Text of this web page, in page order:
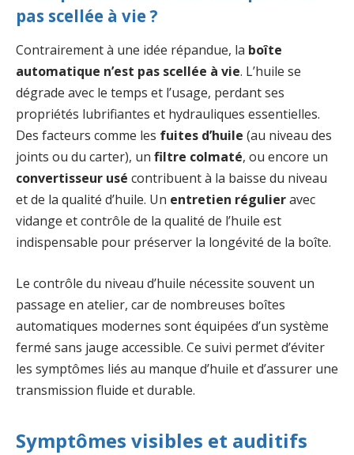
pas scellée à vie ?
Contrairement à une idée répandue, la boîte
automatique n’est pas scellée à vie. L’huile se
dégrade avec le temps et l’usage, perdant ses
propriétés lubrifiantes et hydrauliques essentielles.
Des facteurs comme les fuites d’huile (au niveau des
joints ou du carter), un filtre colmaté, ou encore un
convertisseur usé contribuent à la baisse du niveau
et de la qualité d’huile. Un entretien régulieravec
vidange et contrôle de la qualité de l’huile est
indispensable pour préserver la longévité de la boîte.
Le contrôle du niveau d’huile nécessite souvent un
passage en atelier, car de nombreuses boîtes
automatiques modernes sont équipées d’un système
fermé sans jauge accessible. Ce suivi permet d’éviter
les symptômes liés au manque d’huile et d’assurer une
transmission fluide et durable.
Symptômes visibles et auditifs